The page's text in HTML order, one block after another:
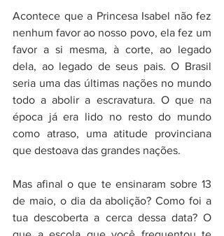
Acontece que a Princesa Isabel não fez
nenhum favor ao nosso povo, ela fez um
favor a si mesma, à corte, ao legado
dela, ao legado de seus pais. O Brasil
seria uma das últimas nações no mundo
todo a abolir a escravatura. O que na
época já era lido no resto do mundo
como atraso, uma atitude provinciana
que destoava das grandes nações.
Mas afinal o que te ensinaram sobre 13
de maio, o dia da abolição? Como foi a
tua descoberta a cerca dessa data? O